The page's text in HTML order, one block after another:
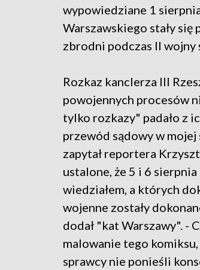
wypowiedziane 1
Warszawskiego stały
zbrodni podczas II
Rozkaz kanclerza III
powojennych procesów
tylko rozkazy" padało z
przewód sądowy w
zapytał reportera
ustalone, że 5 i 6
wiedziałem, a których
wojenne zostały
dodał "kat Warszawy". -
malowanie tego
sprawcy nie ponieśli